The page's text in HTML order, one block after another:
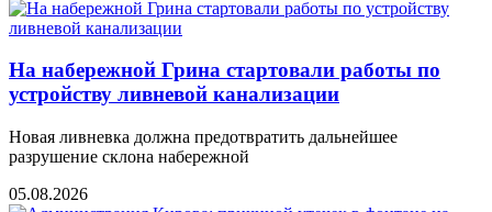
На набережной Грина стартовали работы по
устройству ливневой канализации
Новая ливневка должна предотвратить дальнейшее
разрушение склона набережной
05.08.2026